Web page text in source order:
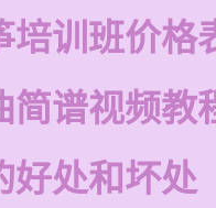
培训班价格
简谱视频教
好处和坏处